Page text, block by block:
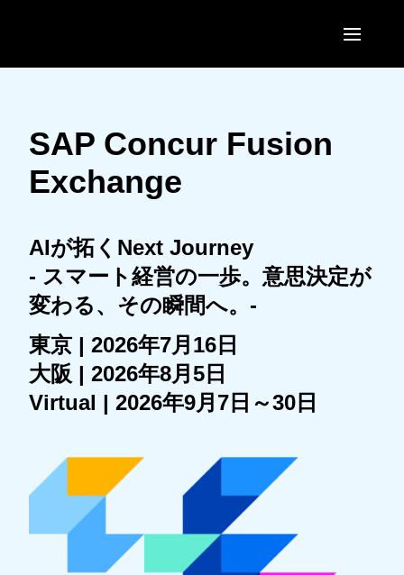
SAP Concur Fusion
Exchange
AIが拓くNext Journey
- スマート経営の一歩。意思決定が
変わる、その瞬間へ。-
東京 | 2026年7月16日
大阪 | 2026年8月5日
Virtual | 2026年9月7日～30日